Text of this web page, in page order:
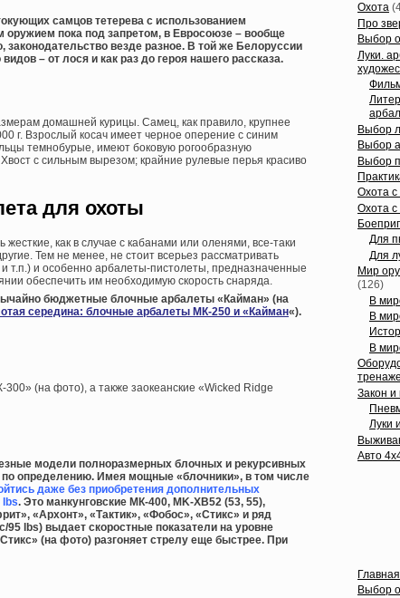
самцов тетерева с использованием
оружием пока под запретом, в Евросоюзе – вообще
законодательство везде разное. В той же Белоруссии
– от лося и как раз до героя нашего рассказа.
домашней курицы. Самец, как правило, крупнее
г. Взрослый косач имеет черное оперение с синим
темнобурые, имеют боковую рогообразную
с сильным вырезом; крайние рулевые перья красиво
для охоты
как в случае с кабанами или оленями, все-таки
Тем не менее, не стоит всерьез рассматривать
т.п.) и особенно арбалеты-пистолеты, предназначенные
обеспечить им необходимую скорость снаряда.
бюджетные блочные арбалеты «Кайман» (на
середина: блочные арбалеты МК-250 и «Кайман«).
(на фото), а также заокеанские «Wicked Ridge
модели полноразмерных блочных и рекурсивных
по определению. Имея мощные «блочники», в том числе
даже без приобретения дополнительных
lbs. Это манкунговские МК-400, MK-XB52 (53, 55),
«Архонт», «Тактик», «Фобос», «Стикс» и ряд
lbs) выдает скоростные показатели на уровне
(на фото) разгоняет стрелу еще быстрее. При
Охота
Про
Выбор
Луки.
Выбор
Выбор
Выбор
Охота с
Охота с
Для
Для
Мир
(126)
В
В
В
Закон и
Луки
Авто
Главная
Выбор